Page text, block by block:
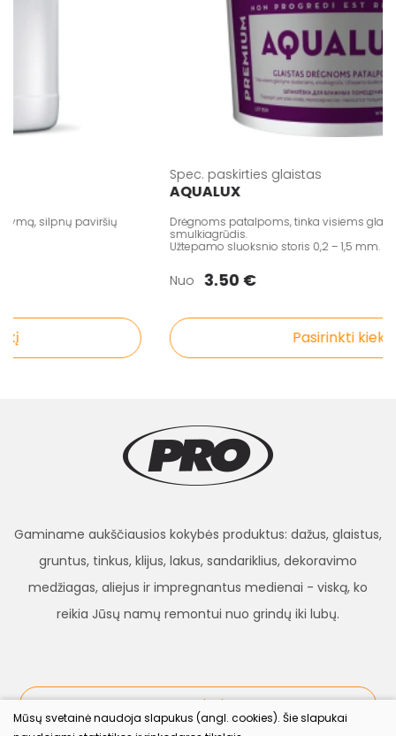
silpnų paviršių
Spec. paskirties glaistas
AQUALUX
Drėgnoms patalpoms, tinka visiems
smulkiagrūdis.
Užtepamo sluoksnio storis 0,2 – 1,5 mm.
Nuo 3.50 €
Pasirinkti kiekį
Gaminame aukščiausios kokybės produktus: dažus, glaistus,
gruntus, tinkus, klijus, lakus, sandariklius, dekoravimo
medžiagas, aliejus ir impregnantus medienai - viską, ko
reikia Jūsų namų remontui nuo grindų iki lubų.
procolor.lt
Mūsų svetainė naudoja slapukus (angl. cookies). Šie slapukai